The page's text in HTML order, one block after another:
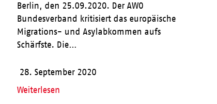
Berlin, den 25.09.2020. Der AWO
Bundesverband kritisiert das europäische
Migrations- und Asylabkommen aufs
Schärfste. Die…
28. September 2020
Weiterlesen